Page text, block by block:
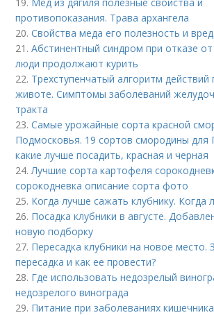
противопоказания. Трава архангела
20.Свойства меда его полезность и
21.Абстинентный синдром при отказе
люди продолжают курить
22. Трехступенчатый алгоритм действий
животе. Симптомы заболеваний
тракта
23.Самые урожайные сорта красной
Подмосковья. 19 сортов смородины
какие лучше посадить, красная и черная
24.Лучшие сорта картофеля
сорокодневка описание сорта фото
25. Когда лучше сажать клубнику. Когда
26. Посадка клубники в августе.
новую подборку
27. Пересадка клубники на новое место.
пересадка и как ее провести?
28. Где использовать недозрелый
недозрелого винограда
29. Питание при заболеваниях